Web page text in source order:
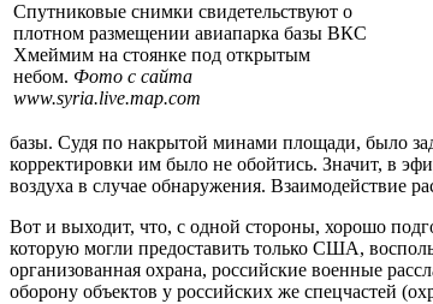
Спутниковые снимки свидетельствуют о
плотном размещении авиапарка базы ВКС
Хмеймим на стоянке под открытым
небом. Фото с сайта
www.syria.live.map.com
базы. Судя по накрытой минами площади, было
корректировки им было не обойтись. Значит, в
воздуха в случае обнаружения. Взаимодействие
Вот и выходит, что, с одной стороны, хорошо
которую могли предоставить только США,
организованная охрана, российские военные
оборону объектов у российских же спецчастей